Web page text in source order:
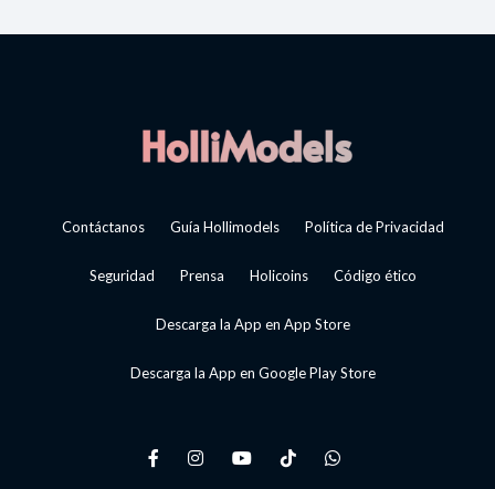
Contáctanos Guía Hollimodels Política de Privacidad
Seguridad Prensa Holicoins Código ético
Descarga la App en App Store
Descarga la App en Google Play Store